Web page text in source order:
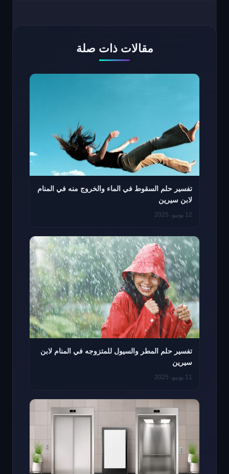
مقالات ذات صلة
تفسير حلم السقوط في الماء والخروج منه في المنام
لابن سيرين
12 يونيو، 2025
تفسير حلم المطر والسيول للمتزوجه في المنام لابن
سيرين
11 يونيو، 2025